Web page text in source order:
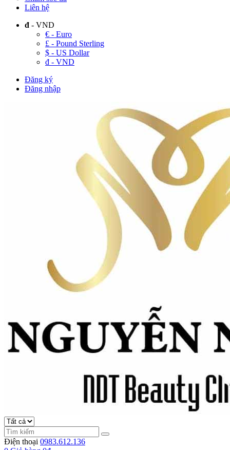
Liên hệ
đ - VND
€ - Euro
£ - Pound Sterling
$ - US Dollar
đ - VND
Đăng ký
Đăng nhập
Điện thoại 0983.612.136